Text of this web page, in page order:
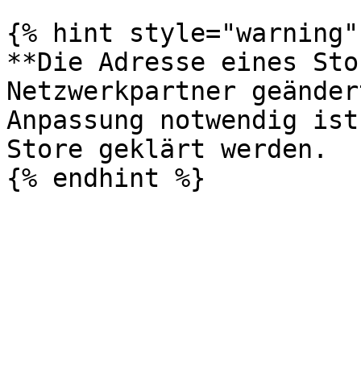
{% hint style="warning"
**Die Adresse eines
Netzwerkpartner
Anpassung notwendig
Store geklärt werden.